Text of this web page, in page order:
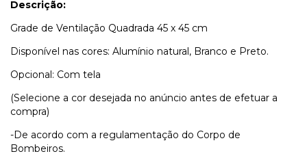
Descrição:
Grade de Ventilação Quadrada 45 x 45 cm
Disponível nas cores: Alumínio natural, Branco e Preto.
Opcional: Com tela
(Selecione a cor desejada no anúncio antes de efetuar a
compra)
-De acordo com a regulamentação do Corpo de
Bombeiros.